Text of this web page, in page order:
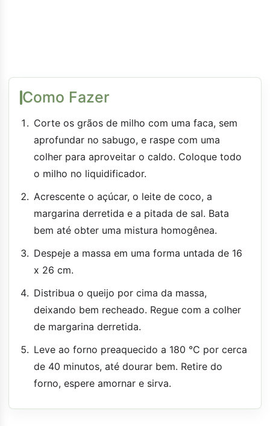
Como Fazer
Corte os grãos de milho com uma faca, sem
aprofundar no sabugo, e raspe com uma
colher para aproveitar o caldo. Coloque todo
o milho no liquidificador.
Acrescente o açúcar, o leite de coco, a
margarina derretida e a pitada de sal. Bata
bem até obter uma mistura homogênea.
Despeje a massa em uma forma untada de 16
x 26 cm.
Distribua o queijo por cima da massa,
deixando bem recheado. Regue com a colher
de margarina derretida.
Leve ao forno preaquecido a 180 °C por cerca
de 40 minutos, até dourar bem. Retire do
forno, espere amornar e sirva.